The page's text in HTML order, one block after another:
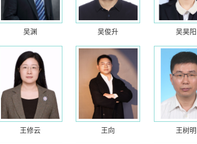
吴渊 吴俊升 吴昊阳
王修云 王向 王树明